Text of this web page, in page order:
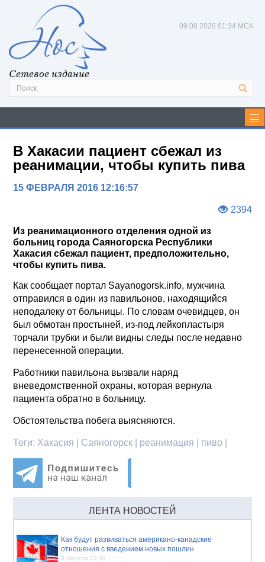
Сетевое издание
09.08.2026 01:34 МСК
В Хакасии пациент сбежал из
реанимации, чтобы купить пива
15 ФЕВРАЛЯ 2016 12:16:57
2394
Из реанимационного отделения одной из
больниц города Саяногорска Республики
Хакасия сбежал пациент, предположительно,
чтобы купить пива.
Как сообщает портал Sayanogorsk.info, мужчина
отправился в один из павильонов, находящийся
неподалеку от больницы. По словам очевидцев, он
был обмотан простыней, из-под лейкопластыря
торчали трубки и были видны следы после недавно
перенесенной операции.
Работники павильона вызвали наряд
вневедомственной охраны, которая вернула
пациента обратно в больницу.
Обстоятельства побега выясняются.
Теги: Хакасия | Саяногорск | реанимация | пиво |
ЛЕНТА НОВОСТЕЙ
Как будут развиваться американо-канадские
отношения с введением новых пошлин
8 Августа 12:39